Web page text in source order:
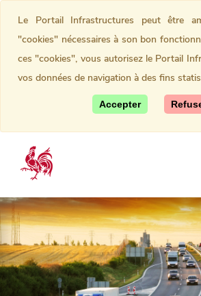
Le Portail Infrastructures peut être
"cookies" nécessaires à son bon
ces "cookies", vous autorisez le Portail
vos données de navigation à des fins
Accepter